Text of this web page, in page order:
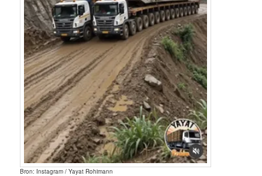
Bron: Instagram / Yayat Rohimann